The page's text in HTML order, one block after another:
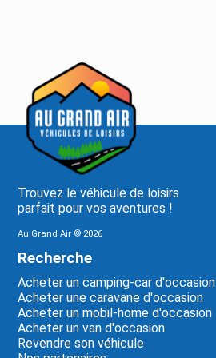
Trouvez le véhicule de loisirs
parfait pour vos aventures !
Au Grand Air © 2026
Recherche
Acheter un camping-car d'occasion
Acheter une caravane d'occasion
Acheter un mobil-home d'occasion
Acheter un van d'occasion
Revendre son véhicule